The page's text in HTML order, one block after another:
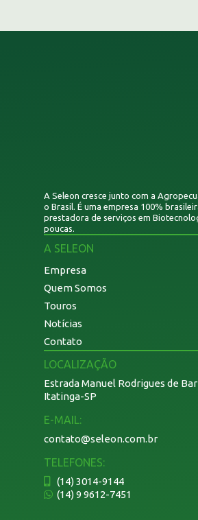
A Seleon cresce junto com a
o Brasil. É uma empresa 100%
prestadora de serviços em
poucas.
A SELEON
Empresa
Quem Somos
Touros
Notícias
Contato
LOCALIZAÇÃO
Estrada Manuel Rodrigues de
Itatinga-SP
E-MAIL:
contato@seleon.com.br
TELEFONES:
(14) 3014-9144
(14) 9 9612-7451